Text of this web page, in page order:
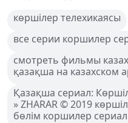
көршілер телехикаясы
все серии коршилер
смотреть фильмы
қазақша на казахском
Қазақша сериал:
» ZHARAR © 2019
бөлім коршилер